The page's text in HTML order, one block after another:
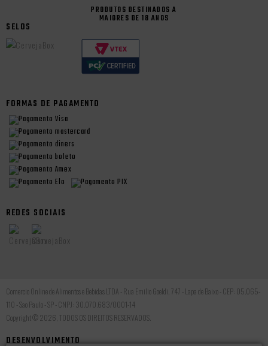
PRODUTOS DESTINADOS A
MAIORES DE 18 ANOS
SELOS
FORMAS DE PAGAMENTO
REDES SOCIAIS
Comercio Online de Alimentos e Bebidas LTDA - Rua Emilio Goeldi, 747 - Lapa de Baixo - CEP: 05.065-
110 - Sao Paulo - SP - CNPJ: 30.070.683/0001-14
Copyright © 2026, TODOS OS DIREITOS RESERVADOS.
DESENVOLVIMENTO